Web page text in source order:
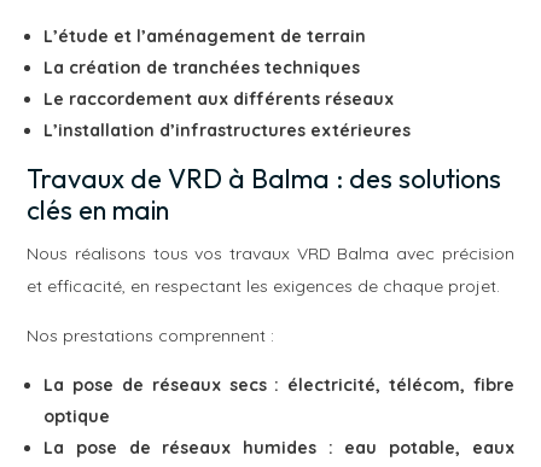
L’étude et l’aménagement de terrain
La création de tranchées techniques
Le raccordement aux différents réseaux
L’installation d’infrastructures extérieures
Travaux de VRD à Balma : des solutions
clés en main
Nous réalisons tous vos travaux VRD Balma avec précision
et efficacité, en respectant les exigences de chaque projet.
Nos prestations comprennent :
La pose de réseaux secs : électricité, télécom, fibre
optique
La pose de réseaux humides : eau potable, eaux